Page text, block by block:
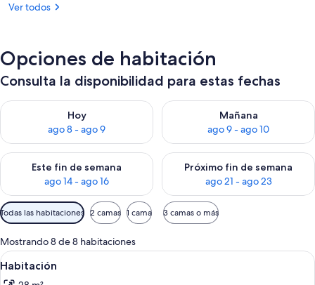
Ver todos
Opciones de habitación
Consulta la disponibilidad para estas fechas
Hoy
ago 8 - ago 9
Consulta la disponibilidad para hoy ago 8 - ago 9
Mañana
ago 9 - ago 10
Consulta la disponibilidad
Este fin de semana
ago 14 - ago 16
Consulta la disponibilidad para este fin de semana ago 14 -
Próximo fin de semana
ago 21 - ago 23
Consulta la disponibilidad
Filtros
disponibles
para
las
habitaciones
Todas las habitaciones 2 camas 1 cama 3 camas o más
Mostrando 8 de 8 habitaciones
Ver
todas
Minibar, caja de seguridad en la
4
Habitación